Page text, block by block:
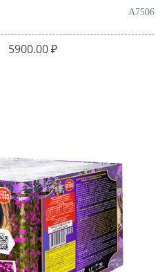
А7506
5900.00₽